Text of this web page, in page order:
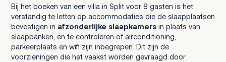
Bij het boeken van een villa in Split voor 8 gasten is het
verstandig te letten op accommodaties die de slaapplaatsen
bevestigen in afzonderlijke slaapkamersin plaats van
slaapbanken, en te controleren of airconditioning,
parkeerplaats en wifi zijn inbegrepen. Dit zijn de
voorzieningen die het vaakst worden gevraagd door